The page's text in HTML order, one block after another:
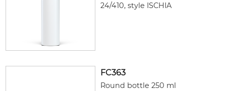
24/410, style ISCHIA
FC363
Round bottle 250 ml